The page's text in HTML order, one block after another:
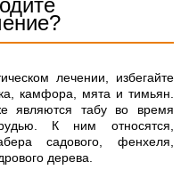
лечении, избегайте
камфора, мята и тимьян.
являются табу во время
К ним относятся,
садового, фенхеля,
дерева.